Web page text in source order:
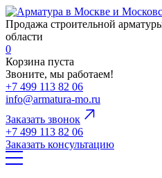
Продажа строительной
области
0
Корзина пуста
Звоните, мы работаем!
+7 499 113 82 06
info@armatura-mo.ru
Заказать звонок
+7 499 113 82 06
Заказать консультацию